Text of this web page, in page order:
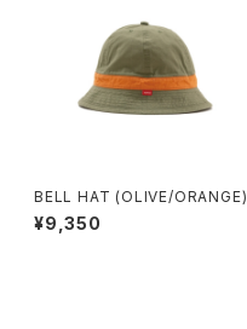
BELL HAT (OLIVE/ORANGE)
¥9,350